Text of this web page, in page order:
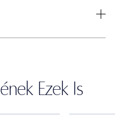
Ezek Is